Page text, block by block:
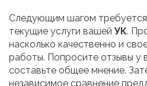
Следующим шагом
текущие услуги вашейУК.
насколько качественно и
работы. Попросите отзывы у
составьте общее мнение.
независимое сравнение